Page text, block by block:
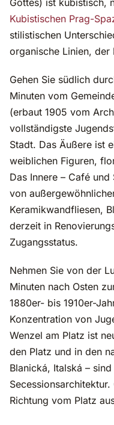
Gottes) ist kubistisch,
Kubistischen Prag-
stilistischen
organische Linien, der
Gehen Sie südlich
Minuten vom
(erbaut 1905 vom
vollständigste
Stadt. Das Äußere ist
weiblichen Figuren,
Das Innere – Café
von
Keramikwandfliesen,
derzeit in
Zugangsstatus.
Nehmen Sie von der
Minuten nach Osten
1880er- bis 1910er-
Konzentration von
Wenzel am Platz ist
den Platz und in den
Blanická, Italská –
Richtung vom Platz